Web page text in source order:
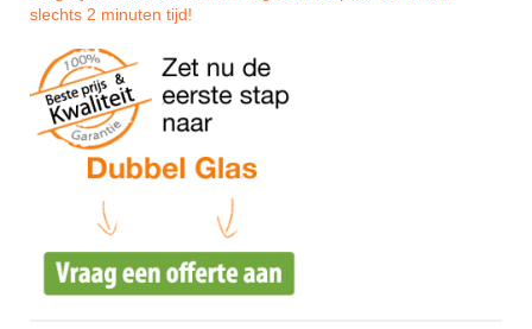
slechts 2 minuten tijd!